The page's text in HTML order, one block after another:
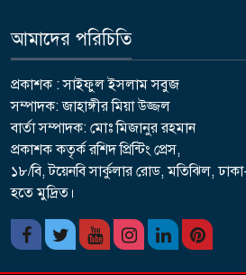
আমাদের পরিচিতি
প্রকাশক : সাইফুল ইসলাম সবুজ
সম্পাদক: জাহাঙ্গীর মিয়া উজ্জল
বার্তা সম্পাদক: মোঃ মিজানুর রহমান
প্রকাশক কতৃর্ক রশিদ প্রিন্টিং প্রেস,
১৮/বি, টয়েনবি সার্কুলার রোড, মতিঝিল,
হতে মুদ্রিত।